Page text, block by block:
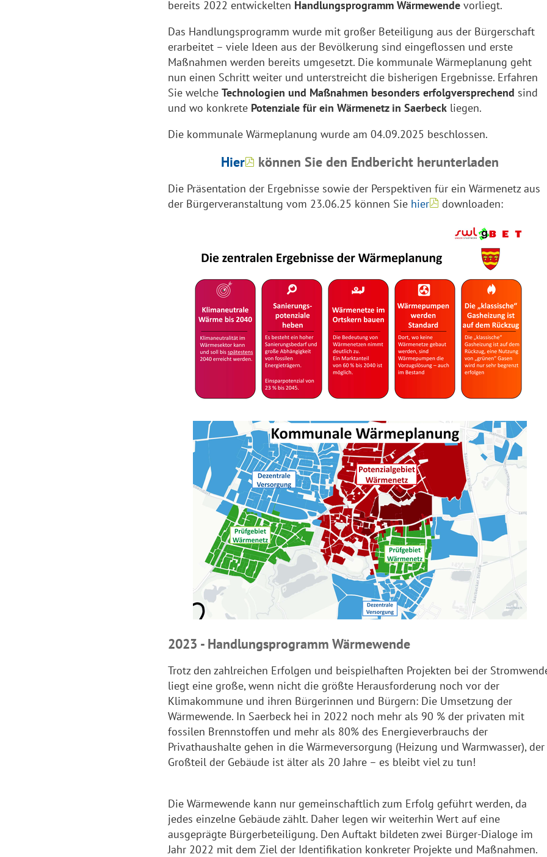
bereits 2022 entwickelten Handlungsprogramm Wärmewendevorliegt.
Das Handlungsprogramm wurde mit großer Beteiligung aus der Bürgerschaft
erarbeitet – viele Ideen aus der Bevölkerung sind eingeflossen und erste
Maßnahmen werden bereits umgesetzt. Die kommunale Wärmeplanung geht
nun einen Schritt weiter und unterstreicht die bisherigen Ergebnisse. Erfahren
Sie welche Technologien und Maßnahmen besonders erfolgversprechend sind
und wo konkrete Potenziale für ein Wärmenetz in Saerbeckliegen.
Die kommunale Wärmeplanung wurde am 04.09.2025 beschlossen.
Hier können Sie den Endbericht herunterladen
Die Präsentation der Ergebnisse sowie der Perspektiven für ein Wärmenetz aus
der Bürgerveranstaltung vom 23.06.25 können Sie hier downloaden:
2023 - Handlungsprogramm Wärmewende
Trotz den zahlreichen Erfolgen und beispielhaften Projekten bei der
liegt eine große, wenn nicht die größte Herausforderung noch vor der
Klimakommune und ihren Bürgerinnen und Bürgern: Die Umsetzung der
Wärmewende. In Saerbeck hei in 2022 noch mehr als 90 % der privaten mit
fossilen Brennstoffen und mehr als 80% des Energieverbrauchs der
Privathaushalte gehen in die Wärmeversorgung (Heizung und Warmwasser), der
Großteil der Gebäude ist älter als 20 Jahre – es bleibt viel zu tun!
Die Wärmewende kann nur gemeinschaftlich zum Erfolg geführt werden, da
jedes einzelne Gebäude zählt. Daher legen wir weiterhin Wert auf eine
ausgeprägte Bürgerbeteiligung. Den Auftakt bildeten zwei Bürger-Dialoge im
Jahr 2022 mit dem Ziel der Identifikation konkreter Projekte und Maßnahmen.